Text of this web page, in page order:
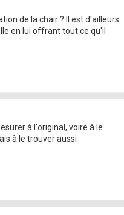
de la chair ? Il est d'ailleurs
en lui offrant tout ce qu'il
à l'original, voire à le
à le trouver aussi